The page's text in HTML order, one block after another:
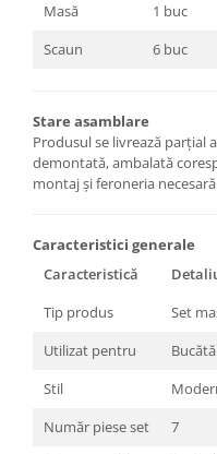
Masă
1 buc
Scaun
6 buc
Stare asamblare
Produsul se livrează parțial
demontată, ambalată
montaj și feroneria
Caracteristici generale
Caracteristică
Tip produs
Set
Utilizat pentru
Stil
Număr piese set
7